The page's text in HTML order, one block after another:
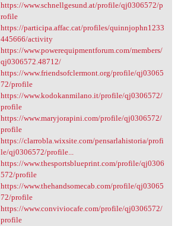
https://www.schnellgesund.at/profile/qj0306572/p
rofile
https://participa.affac.cat/profiles/quinnjophn1233
445666/activity
https://www.powerequipmentforum.com/members/
qj0306572.48712/
https://www.friendsofclermont.org/profile/qj03065
72/profile
https://www.kodokanmilano.it/profile/qj0306572/
profile
https://www.maryjorapini.com/profile/qj0306572/
profile
https://clarrobla.wixsite.com/pensarlahistoria/profi
le/qj0306572/profile...
https://www.thesportsblueprint.com/profile/qj0306
572/profile
https://www.thehandsomecab.com/profile/qj03065
72/profile
https://www.conviviocafe.com/profile/qj0306572/
profile